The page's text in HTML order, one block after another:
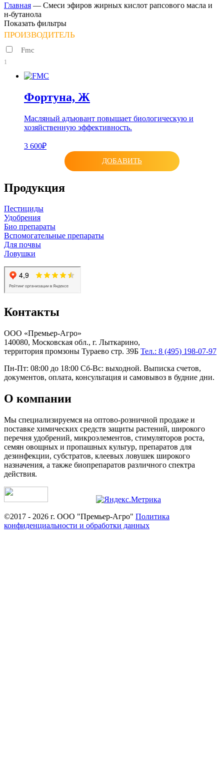
Главная — Смеси эфиров жирных кислот рапсового масла и
н-бутанола
Показать фильтры
ПРОИЗВОДИТЕЛЬ
Fmc
1
Фортуна, Ж
Масляный адъювант повышает биологическую и
хозяйственную эффективность.
3 600₽
ДОБАВИТЬ
Продукция
Пестициды
Удобрения
Био препараты
Вспомогательные препараты
Для почвы
Ловушки
Контакты
ООО «Премьер-Агро»
140080, Московская обл., г. Лыткарино,
территория промзоны Тураево стр. 39Б Тел.: 8 (495) 198-07-97
Пн-Пт: 08:00 до 18:00 Сб-Вс: выходной. Выписка счетов,
документов, оплата, консультация и самовывоз в будние дни.
О компании
Мы специализируемся на оптово-розничной продаже и
поставке химических средств защиты растений, широкого
перечня удобрений, микроэлементов, стимуляторов роста,
семян овощных и пропашных культур, препаратов для
дезинфекции, субстратов, клеевых ловушек широкого
назначения, а также биопрепаратов различного спектра
действия.
©2017 - 2026 г. ООО "Премьер-Агро" Политика
конфиденциальности и обработки данных